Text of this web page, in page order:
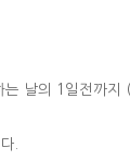
날의 1일전까
.